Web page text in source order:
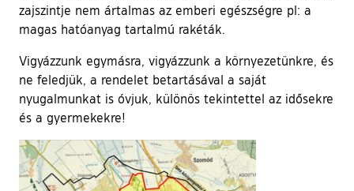
zajszintje nem ártalmas az emberi egészségre pl: a
magas hatóanyag tartalmú rakéták.
Vigyázzunk egymásra, vigyázzunk a környezetünkre, és
ne feledjük, a rendelet betartásával a saját
nyugalmunkat is óvjuk, különös tekintettel az idősekre
és a gyermekekre!